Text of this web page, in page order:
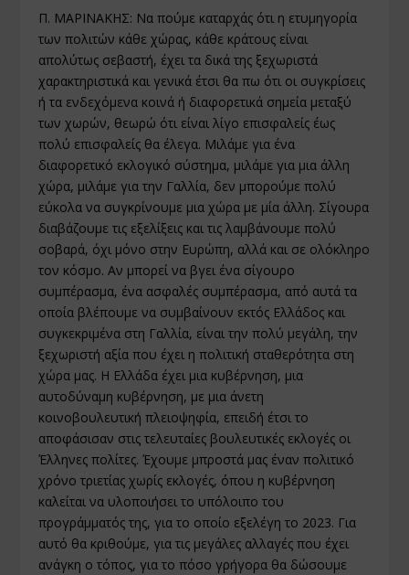
Π. ΜΑΡΙΝΑΚΗΣ: Να πούμε καταρχάς ότι η ετυμηγορία
των πολιτών κάθε χώρας, κάθε κράτους είναι
απολύτως σεβαστή, έχει τα δικά της ξεχωριστά
χαρακτηριστικά και γενικά έτσι θα πω ότι οι συγκρίσεις
ή τα ενδεχόμενα κοινά ή διαφορετικά σημεία μεταξύ
των χωρών, θεωρώ ότι είναι λίγο επισφαλείς έως
πολύ επισφαλείς θα έλεγα. Μιλάμε για ένα
διαφορετικό εκλογικό σύστημα, μιλάμε για μια άλλη
χώρα, μιλάμε για την Γαλλία, δεν μπορούμε πολύ
εύκολα να συγκρίνουμε μια χώρα με μία άλλη. Σίγουρα
διαβάζουμε τις εξελίξεις και τις λαμβάνουμε πολύ
σοβαρά, όχι μόνο στην Ευρώπη, αλλά και σε ολόκληρο
τον κόσμο. Αν μπορεί να βγει ένα σίγουρο
συμπέρασμα, ένα ασφαλές συμπέρασμα, από αυτά τα
οποία βλέπουμε να συμβαίνουν εκτός Ελλάδος και
συγκεκριμένα στη Γαλλία, είναι την πολύ μεγάλη, την
ξεχωριστή αξία που έχει η πολιτική σταθερότητα στη
χώρα μας. Η Ελλάδα έχει μια κυβέρνηση, μια
αυτοδύναμη κυβέρνηση, με μια άνετη
κοινοβουλευτική πλειοψηφία, επειδή έτσι το
αποφάσισαν στις τελευταίες βουλευτικές εκλογές οι
Έλληνες πολίτες. Έχουμε μπροστά μας έναν πολιτικό
χρόνο τριετίας χωρίς εκλογές, όπου η κυβέρνηση
καλείται να υλοποιήσει το υπόλοιπο του
προγράμματός της, για το οποίο εξελέγη το 2023. Για
αυτό θα κριθούμε, για τις μεγάλες αλλαγές που έχει
ανάγκη ο τόπος, για το πόσο γρήγορα θα δώσουμε